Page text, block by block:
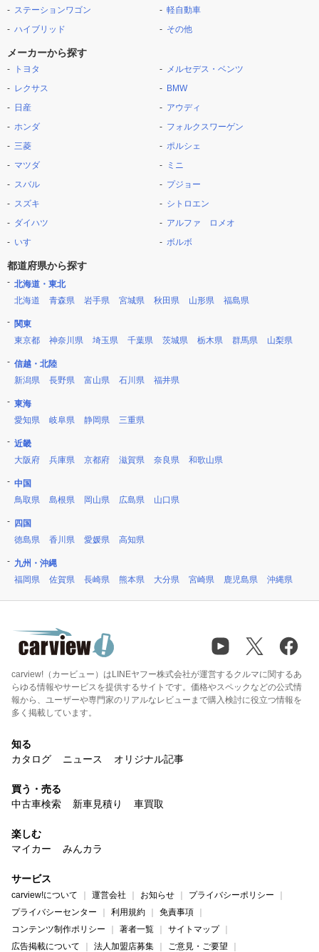
ステーションワゴン
ハイブリッド
軽自動車
その他
メーカーから探す
トヨタ
レクサス
日産
ホンダ
三菱
マツダ
スバル
スズキ
ダイハツ
いすゞ
メルセデス・ベンツ
BMW
アウディ
フォルクスワーゲン
ポルシェ
ミニ
プジョー
シトロエン
アルファ ロメオ
ボルボ
都道府県から探す
北海道・東北
北海道
青森県 岩手県 宮城県 秋田県 山形県 福島県
関東
東京都
神奈川県 埼玉県 千葉県 茨城県 栃木県 群馬県 山梨県
信越・北陸
新潟県
長野県 富山県 石川県 福井県
東海
愛知県
岐阜県 静岡県 三重県
近畿
大阪府
兵庫県 京都府 滋賀県 奈良県 和歌山県
中国
鳥取県
島根県 岡山県 広島県 山口県
四国
徳島県
香川県 愛媛県 高知県
九州・沖縄
福岡県
佐賀県 長崎県 熊本県 大分県 宮崎県 鹿児島県 沖縄県
carview!（カービュー）はLINEヤフー株式会社が運営するクルマに関するあ
らゆる情報やサービスを提供するサイトです。価格やスペックなどの公式情
報から、ユーザーや専門家のリアルなレビューまで購入検討に役立つ情報を
多く掲載しています。
知る
カタログ
ニュース オリジナル記事
買う・売る
中古車検索
新車見積り 車買取
楽しむ
マイカー
みんカラ
サービス
carview!について 運営会社 お知らせ
プライバシーポリシー
プライバシーセンター
利用規約
免責事項
コンテンツ制作ポリシー
著者一覧
サイトマップ
広告掲載について
法人加盟店募集 ご意見・ご要望